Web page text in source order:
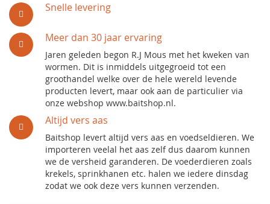
Snelle levering
Meer dan 30 jaar ervaring
Jaren geleden begon R.J Mous met het kweken van
wormen. Dit is inmiddels uitgegroeid tot een
groothandel welke over de hele wereld levende
producten levert, maar ook aan de particulier via
onze webshop www.baitshop.nl.
Altijd vers aas
Baitshop levert altijd vers aas en voedseldieren. We
importeren veelal het aas zelf dus daarom kunnen
we de versheid garanderen. De voederdieren zoals
krekels, sprinkhanen etc. halen we iedere dinsdag
zodat we ook deze vers kunnen verzenden.